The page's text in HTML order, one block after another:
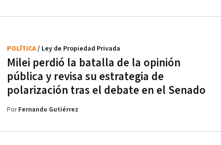
Milei perdió la batalla de la opinión
pública y revisa su estrategia de
polarización tras el debate en el Senado
POLÍTICA/ Ley de Propiedad Privada
PorFernando Gutiérrez